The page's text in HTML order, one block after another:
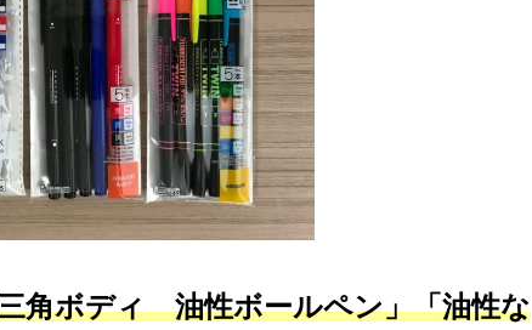
角ボディ 油性ボールペン」「油性な